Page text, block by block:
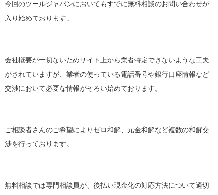
今回のツールジャパンにおいてもすでに無料相談のお問い合わせが
入り始めております。
会社概要が一切ないためサイト上から業者特定できないような工夫
がされていますが、業者の使っている電話番号や銀行口座情報など
交渉において必要な情報がそろい始めております。
ご相談者さんのご希望によりゼロ和解、元金和解など複数の和解交
渉を行っております。
無料相談では専門相談員が、後払い現金化の対応方法について適切